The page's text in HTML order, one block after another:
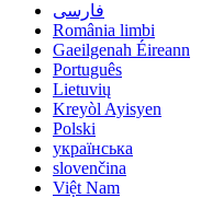
فارسی
România limbi
Gaeilgenah Éireann
Português
Lietuvių
Kreyòl Ayisyen
Polski
українська
slovenčina
Việt Nam